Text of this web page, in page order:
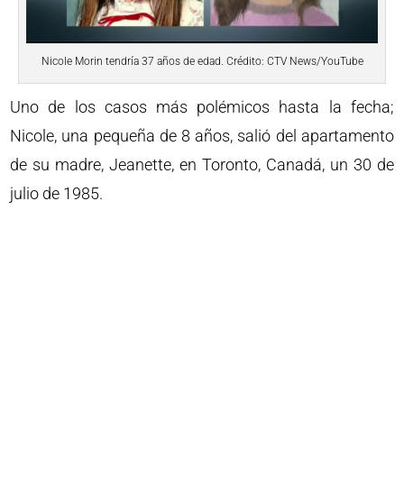
Nicole Morin tendría 37 años de edad. Crédito: CTV News/YouTube
Uno de los casos más polémicos hasta la fecha;
Nicole, una pequeña de 8 años, salió del apartamento
de su madre, Jeanette, en Toronto, Canadá, un 30 de
julio de 1985.